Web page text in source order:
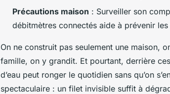
Précautions maison : Surveiller son
débitmètres connectés aide à prévenir les
On ne construit pas seulement une maison,
famille, on y grandit. Et pourtant, derrière
d’eau peut ronger le quotidien sans qu’on
spectaculaire : un filet invisible suffit à